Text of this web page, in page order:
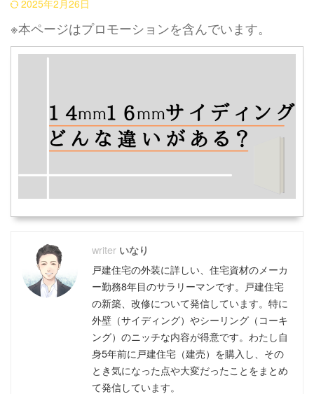
2025年2月26日
※本ページはプロモーションを含んでいます。
いなり
戸建住宅の外装に詳しい、住宅資材のメーカ
ー勤務8年目のサラリーマンです。戸建住宅
の新築、改修について発信しています。特に
外壁（サイディング）やシーリング（コーキ
ング）のニッチな内容が得意です。わたし自
身5年前に戸建住宅（建売）を購入し、その
とき気になった点や大変だったことをまとめ
て発信しています。